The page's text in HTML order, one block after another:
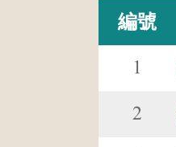
編號
1
2